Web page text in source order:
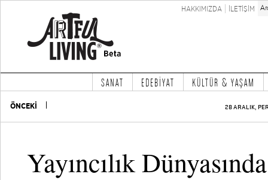
HAKKIMIZDA İLETİŞİM
SANAT EDEBİYAT KÜLTÜR & YAŞAM
ÖNCEKİ 28 ARALIK,
Yayıncılık